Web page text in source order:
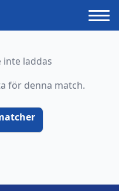
inte laddas
för denna match.